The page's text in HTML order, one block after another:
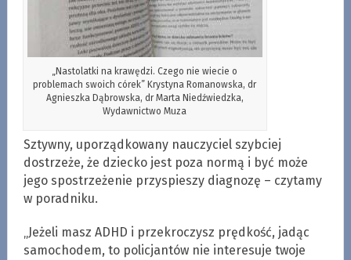
„Nastolatki na krawędzi. Czego nie wiecie o
problemach swoich córek” Krystyna Romanowska, dr
Agnieszka Dąbrowska, dr Marta Niedźwiedzka,
Wydawnictwo Muza
Sztywny, uporządkowany nauczyciel szybciej
dostrzeże, że dziecko jest poza normą i być może
jego spostrzeżenie przyspieszy diagnozę – czytamy
w poradniku.
„Jeżeli masz ADHD i przekroczysz prędkość, jadąc
samochodem, to policjantów nie interesuje twoje